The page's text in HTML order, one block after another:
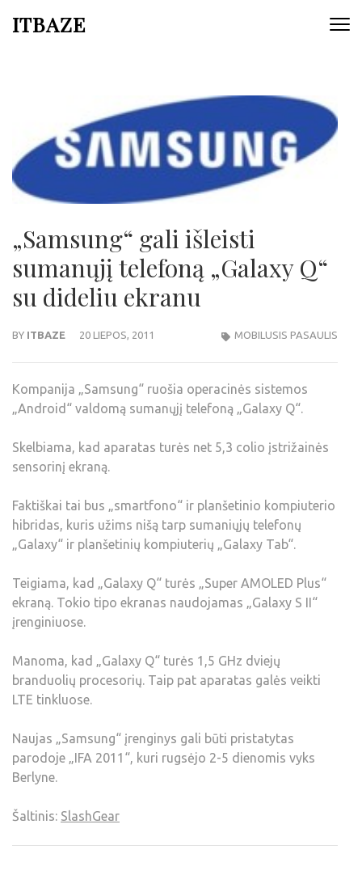
ITBAZE
„Samsung“ gali išleisti
sumanųjį telefoną „Galaxy Q“
su dideliu ekranu
BY ITBAZE 20 LIEPOS, 2011 MOBILUSIS PASAULIS
Kompanija „Samsung“ ruošia operacinės sistemos
„Android“ valdomą sumanųjį telefoną „Galaxy Q“.
Skelbiama, kad aparatas turės net 5,3 colio įstrižainės
sensorinį ekraną.
Faktiškai tai bus „smartfono“ ir planšetinio kompiuterio
hibridas, kuris užims nišą tarp sumaniųjų telefonų
„Galaxy“ ir planšetinių kompiuterių „Galaxy Tab“.
Teigiama, kad „Galaxy Q“ turės „Super AMOLED Plus“
ekraną. Tokio tipo ekranas naudojamas „Galaxy S II“
įrenginiuose.
Manoma, kad „Galaxy Q“ turės 1,5 GHz dviejų
branduolių procesorių. Taip pat aparatas galės veikti
LTE tinkluose.
Naujas „Samsung“ įrenginys gali būti pristatytas
parodoje „IFA 2011“, kuri rugsėjo 2-5 dienomis vyks
Berlyne.
Šaltinis: SlashGear